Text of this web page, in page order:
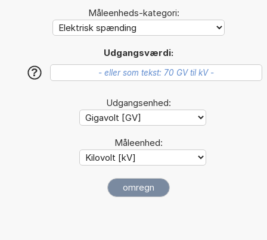
Måleenheds-kategori:
Udgangsværdi:
?
Udgangsenhed:
Måleenhed: